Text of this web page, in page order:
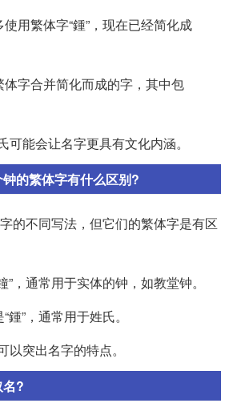
使用繁体字“鍾”，现在已经简化成
体字合并简化而成的字，其中包
可能会让名字更具有文化内涵。
的繁体字有什么区别?
字的不同写法，但它们的繁体字是有区
”，通常用于实体的钟，如教堂钟。
鍾”，通常用于姓氏。
突出名字的特点。
?